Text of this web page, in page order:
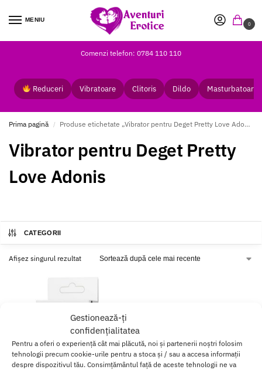
Gestionează-ți
confidențialitatea
Pentru a oferi o experiență cât mai plăcută, noi și partenerii noștri folosim
tehnologii precum cookie-urile pentru a stoca și / sau a accesa informații
despre dispozitivul tău. Consimțământul față de aceste tehnologii ne va
MENIU
0
Comenzi telefon: 0784 110 110
Reduceri Vibratoare Clitoris Dildo Masturbatoare
Prima pagină / Produse etichetate „Vibrator pentru Deget Pretty Love Adonis”
Vibrator pentru Deget Pretty
Love Adonis
CATEGORII
Afișez singurul rezultat